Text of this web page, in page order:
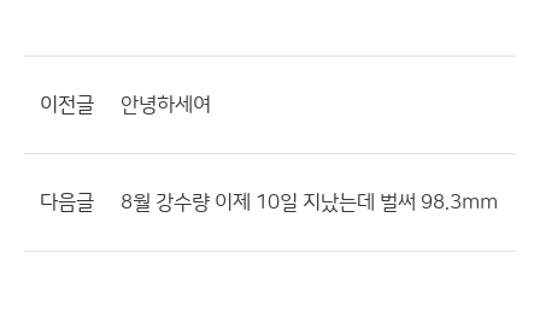
이전글 안녕하세여
다음글 8월 강수량 이제 10일 지났는데 벌써 98.3mm